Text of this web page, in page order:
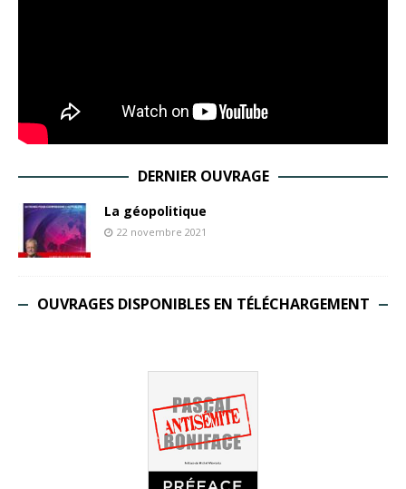
DERNIER OUVRAGE
La géopolitique
22 novembre 2021
OUVRAGES DISPONIBLES EN TÉLÉCHARGEMENT